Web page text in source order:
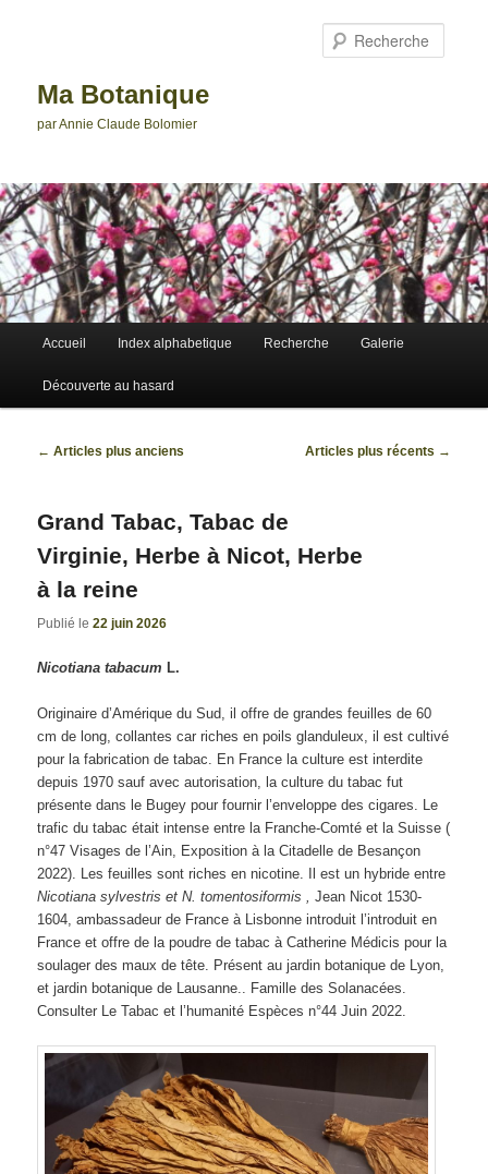
Ma Botanique
par Annie Claude Bolomier
Accueil Index alphabetique Recherche Galerie
Découverte au hasard
Navigation
← Articles plus anciens Articles plus récents →
Grand Tabac, Tabac de
Virginie, Herbe à Nicot, Herbe
à la reine
Publié le22 juin 2026
Nicotiana tabacum L.
Originaire d’Amérique du Sud, il offre de grandes feuilles de 60
cm de long, collantes car riches en poils glanduleux, il est cultivé
pour la fabrication de tabac. En France la culture est interdite
depuis 1970 sauf avec autorisation, la culture du tabac fut
présente dans le Bugey pour fournir l’enveloppe des cigares. Le
trafic du tabac était intense entre la Franche-Comté et la Suisse (
n°47 Visages de l’Ain, Exposition à la Citadelle de Besançon
2022). Les feuilles sont riches en nicotine. Il est un hybride entre
Nicotiana sylvestris et N. tomentosiformis ,Jean Nicot 1530-
1604, ambassadeur de France à Lisbonne introduit l’introduit en
France et offre de la poudre de tabac à Catherine Médicis pour la
soulager des maux de tête. Présent au jardin botanique de Lyon,
et jardin botanique de Lausanne.. Famille des Solanacées.
Consulter Le Tabac et l’humanité Espèces n°44 Juin 2022.